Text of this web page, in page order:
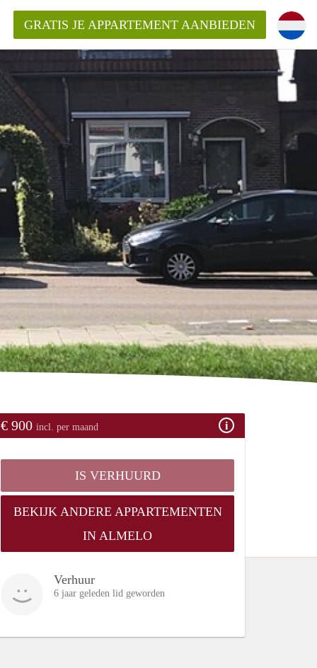
in Almelo?
GRATIS JE APPARTEMENT AANBIEDEN
€ 900 incl. per maand
IS VERHUURD
BEKIJK ANDERE APPARTEMENTEN
IN ALMELO
Verhuur
6 jaar geleden lid geworden